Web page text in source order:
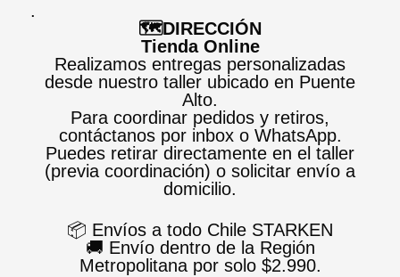
.
🗺️DIRECCIÓN
Tienda Online
Realizamos entregas personalizadas
desde nuestro taller ubicado en Puente
Alto.
Para coordinar pedidos y retiros,
contáctanos por inbox o WhatsApp.
Puedes retirar directamente en el taller
(previa coordinación) o solicitar envío a
domicilio.
📦 Envíos a todo Chile STARKEN
🚚 Envío dentro de la Región
Metropolitana por solo $2.990.